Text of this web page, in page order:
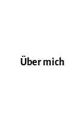
Über mich